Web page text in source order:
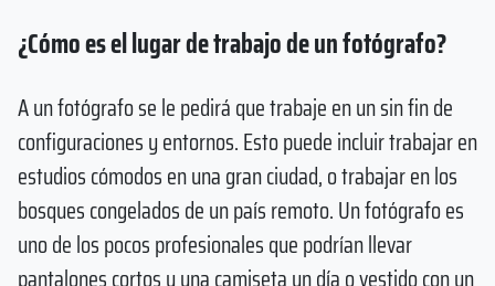
¿Cómo es el lugar de trabajo de un fotógrafo?
A un fotógrafo se le pedirá que trabaje en un sin fin de
configuraciones y entornos. Esto puede incluir trabajar en
estudios cómodos en una gran ciudad, o trabajar en los
bosques congelados de un país remoto. Un fotógrafo es
uno de los pocos profesionales que podrían llevar